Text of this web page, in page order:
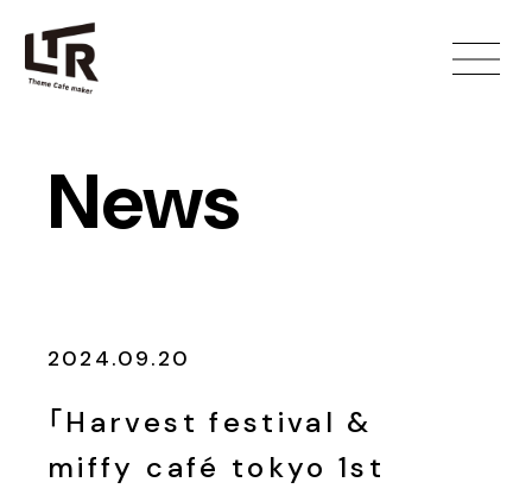
News
2024.09.20
「Harvest festival &
miffy café tokyo 1st